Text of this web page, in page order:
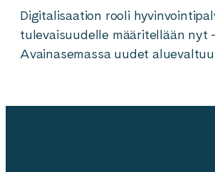
Digitalisaation rooli
tulevaisuudelle määritellään nyt
Avainasemassa uudet